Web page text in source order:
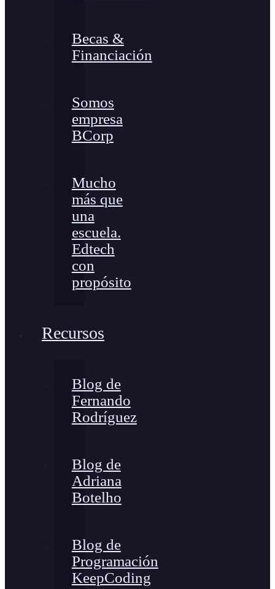
Becas &
Financiación
Somos
empresa
BCorp
Mucho
más que
una
escuela.
Edtech
con
propósito
Recursos
Blog de
Fernando
Rodríguez
Blog de
Adriana
Botelho
Blog de
Programación
KeepCoding